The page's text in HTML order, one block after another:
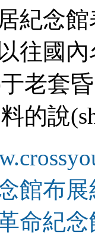
紀念館
以往
老套昏
的說
館布展
命紀念